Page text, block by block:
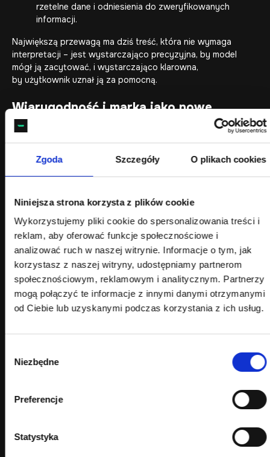
Zgoda Szczegóły O plikach cookies
Niniejsza strona korzysta z plików cookie
Wykorzystujemy pliki cookie do spersonalizowania treści i
reklam, aby oferować funkcje społecznościowe i
analizować ruch w naszej witrynie. Informacje o tym, jak
korzystasz z naszej witryny, udostępniamy partnerom
społecznościowym, reklamowym i analitycznym. Partnerzy
mogą połączyć te informacje z innymi danymi otrzymanymi
od Ciebie lub uzyskanymi podczas korzystania z ich usług.
zgody
Niezbędne
Preferencje
Statystyka
rzetelne dane i odniesienia do zweryfikowanych
informacji.
Największą przewagą ma dziś treść, która nie wymaga
interpretacji – jest wystarczająco precyzyjna, by model
mógł ją zacytować, i wystarczająco klarowna,
by użytkownik uznał ją za pomocną.
Wiarygodność i marka jako nowe
sygnały widoczności
większe znaczenie mają czynniki, które wcześniej
traktowano jako wizerunkowe, a dziś stają się realnymi
zawartość strony, ale również wiarygodność źródła,
Widoczność zaczyna więc wynikać z tego, jak marka
funkcjonuje w swoim otoczeniu informacyjnym – czy jest
cytowana, rozpoznawalna i konsekwentna w komunikacji.
Wysoka jakość treści traci na wartości, jeśli nie stoi za nią
autorytet eksperta, rozpoznawalny brand i sieć
pozytywnych odniesień w sieci. To właśnie te elementy
budują tzw. trust layer – warstwę zaufania, którą systemy AI
odpowiedzi.
Dlatego w nowoczesnym SEO coraz ważniejsza staje się
optymalizacja strony
, ale spójne budowanie wiarygodności
Poniżej grafika – odpowiedź z rekomendacjami restauracji
w Perplexity